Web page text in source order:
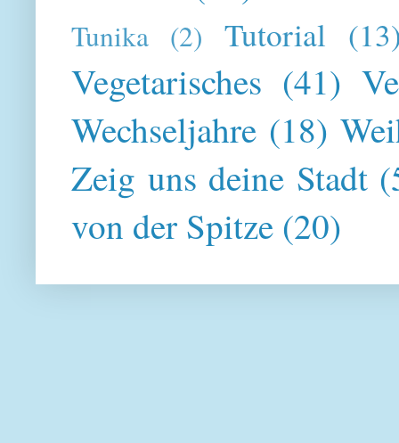
Tunika (2) Tutorial
Vegetarisches (41)
Wechseljahre (18)
Zeig uns deine Stadt
von der Spitze (20)